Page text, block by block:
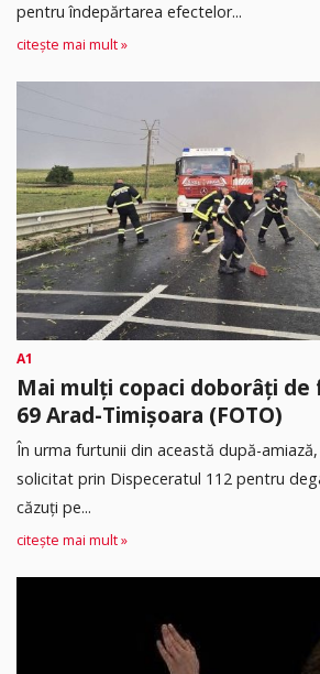
pentru îndepărtarea efectelor...
citește mai mult »
A1
Mai mulți copaci doborâți
69 Arad-Timișoara (FOTO)
În urma furtunii din această după-
solicitat prin Dispeceratul 112 pentru
căzuți pe...
citește mai mult »